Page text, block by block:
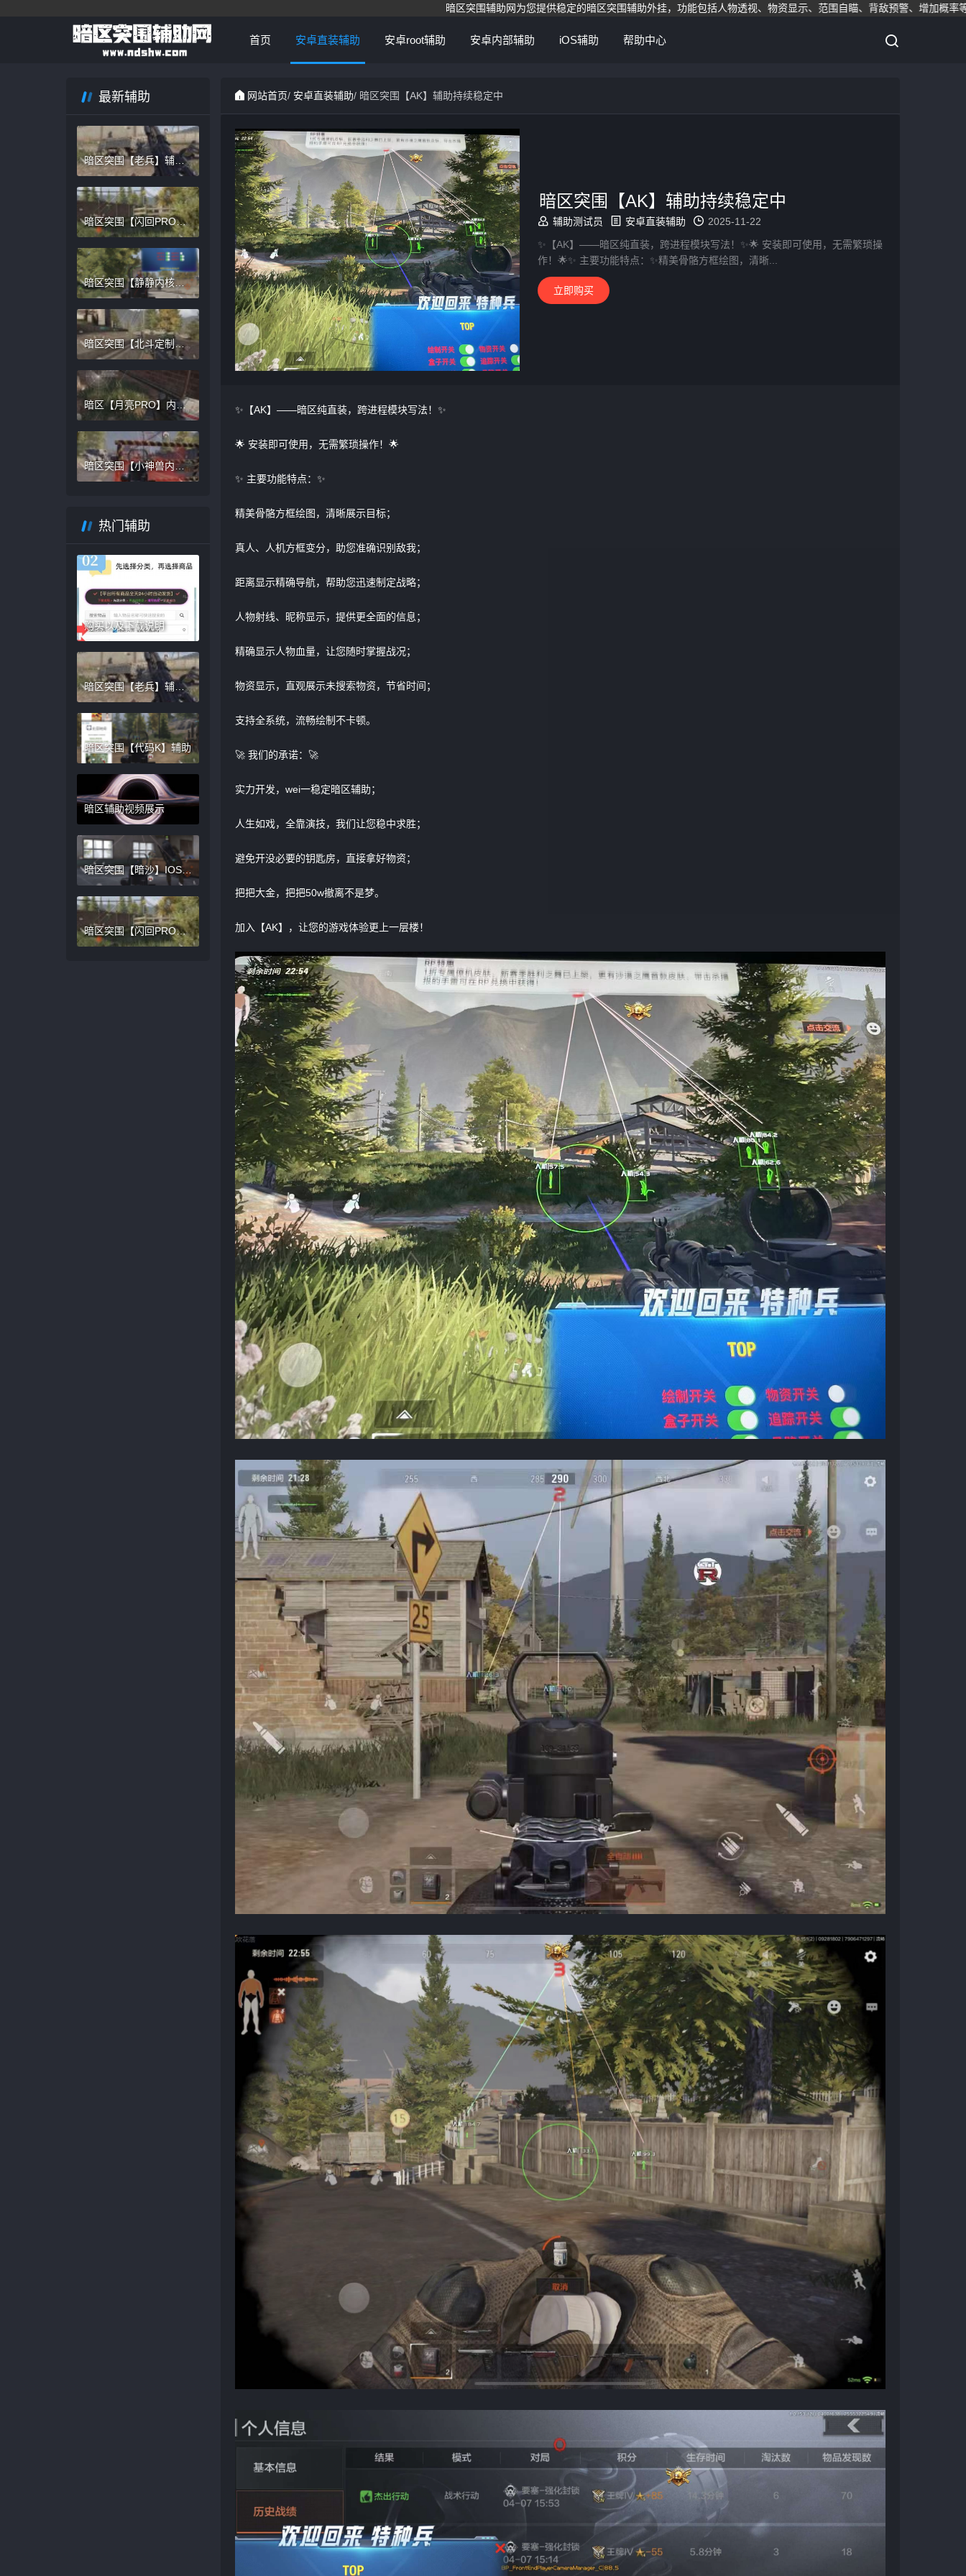
暗区突围辅助网为您提供稳定的暗区突围辅助外挂，功能包括人物透视、物资显示、范围自瞄、背敌预警、增加概率等功能，无视检测。助您
首页 安卓直装辅助 安卓root辅助 安卓内部辅助 iOS辅助 帮助中心
网站首页/ 安卓直装辅助/ 暗区突围【AK】辅助持续稳定中
暗区突围【AK】辅助持续稳定中
辅助测试员 安卓直装辅助
2025-11-22
✨【AK】——暗区纯直装，跨进程模块写法！✨🌟 安装即可使用，无需繁琐操
作！🌟✨ 主要功能特点：✨精美骨骼方框绘图，清晰...
立即购买
✨【AK】——暗区纯直装，跨进程模块写法！✨
🌟 安装即可使用，无需繁琐操作！🌟
✨ 主要功能特点：✨
精美骨骼方框绘图，清晰展示目标；
真人、人机方框变分，助您准确识别敌我；
距离显示精确导航，帮助您迅速制定战略；
人物射线、昵称显示，提供更全面的信息；
精确显示人物血量，让您随时掌握战况；
物资显示，直观展示未搜索物资，节省时间；
支持全系统，流畅绘制不卡顿。
🚀 我们的承诺：🚀
实力开发，wei一稳定暗区辅助；
人生如戏，全靠演技，我们让您稳中求胜；
避免开没必要的钥匙房，直接拿好物资；
把把大金，把把50w撤离不是梦。
加入【AK】，让您的游戏体验更上一层楼！
最新辅助
暗区突围【老兵】辅助
持续稳定中
暗区突围【闪回PRO】
内部外挂
暗区突围【静静内核】
内部辅助
暗区突围【北斗定制内
核】辅助，内部定制
暗区【月亮PRO】内部
稳定辅助，主播同款防
录屏
暗区突围【小神兽内
核】内部稳定辅助
热门辅助
购买以及下载说明
暗区突围【老兵】辅助
持续稳定中
暗区突围【代码K】辅助
暗区辅助视频展示
暗区突围【暗沙】IOS辅
助持续稳定中
暗区突围【闪回PRO】
内部外挂